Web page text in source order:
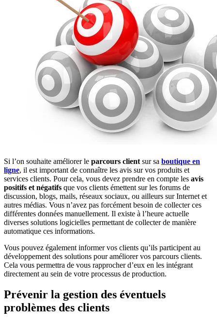
Si l’on souhaite améliorer le parcours client sur sa boutique en
ligne, il est important de connaître les avis sur vos produits et
services clients. Pour cela, vous devez prendre en compte les avis
positifs et négatifs que vos clients émettent sur les forums de
discussion, blogs, mails, réseaux sociaux, ou ailleurs sur Internet et
autres médias. Vous n’avez pas forcément besoin de collecter ces
différentes données manuellement. Il existe à l’heure actuelle
diverses solutions logicielles permettant de collecter de manière
automatique ces informations.
Vous pouvez également informer vos clients qu’ils participent au
développement des solutions pour améliorer vos parcours clients.
Cela vous permettra de vous rapprocher d’eux en les intégrant
directement au sein de votre processus de production.
Prévenir la gestion des éventuels
problèmes des clients